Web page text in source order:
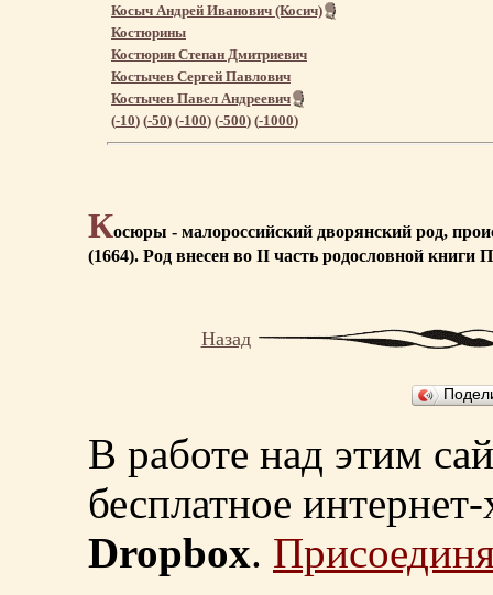
Косыч Андрей Иванович (Косич)
Костюрины
Костюрин Степан Дмитриевич
Костычев Сергей Павлович
Костычев Павел Андреевич
(-10) (-50) (-100) (-500) (-1000)
Косюры - малороссийский дворянский род,
(1664). Род внесен во II часть родословной книги
Назад
В работе над этим
бесплатное
Dropbox.